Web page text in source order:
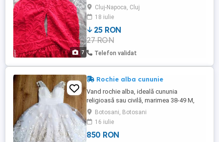
7
nesifonabil, culoare rosie foarte placuta,
nimic strident, material dantelat cu
caqptuseala de aceiasi culoare, nu este
transparenta, partea de sus are umerii goi
si se petrece in jurul gatului, circumferinta
la piept este ...
Cluj-Napoca, Cluj
18 iulie
25 RON
27 RON
Telefon validat
Rochie alba cununie
Vand rochie alba, ideală cununia
religioasă sau civilă, marimea 38-49 M,
lungime medie, alba, cu broderie aplicată
manual. Creatie White Lady. Arata
impecabil, a fost purtată 2 ore la cununia
religioasă. Poate fi probată in Botosani.
Botosani, Botosani
16 iulie
850 RON